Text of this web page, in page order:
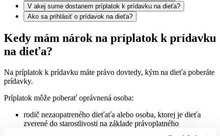
V akej sume dostanem príplatok k prídavku na dieťa?
Ako sa prihlásiť o prídavok na dieťa?
Kedy mám nárok na príplatok k prídavku
na dieťa?
Na príplatok k prídavku máte právo dovtedy, kým na dieťa poberáte
prídavky.
Príplatok môže poberať oprávnená osoba:
rodič nezaopatreného dieťaťa alebo osoba, ktorej je dieťa
zverené do starostlivosti na základe právoplatného